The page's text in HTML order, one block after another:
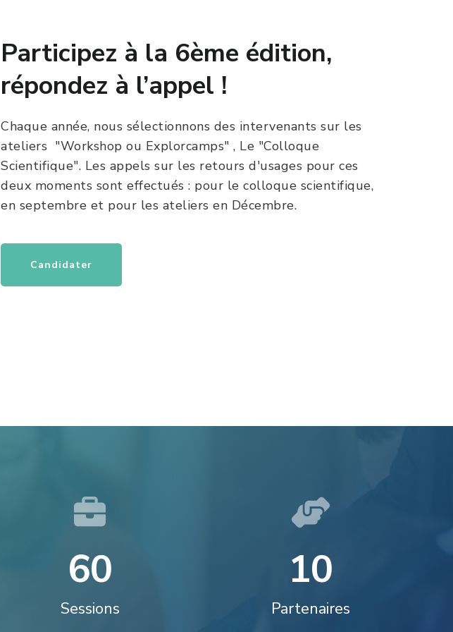
Participez à la 6ème édition,
répondez à l’appel !
Chaque année, nous sélectionnons des intervenants sur les
ateliers "Workshop ou Explorcamps" , Le "Colloque
Scientifique". Les appels sur les retours d'usages pour ces
deux moments sont effectués : pour le colloque scientifique,
en septembre et pour les ateliers en Décembre.
Candidater
Sessions
60
Partenaires
10